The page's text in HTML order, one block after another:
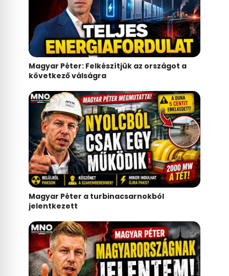
Magyar Péter: Felkészítjük az országot a
következő válságra
Magyar Péter a turbinacsarnokból
jelentkezett